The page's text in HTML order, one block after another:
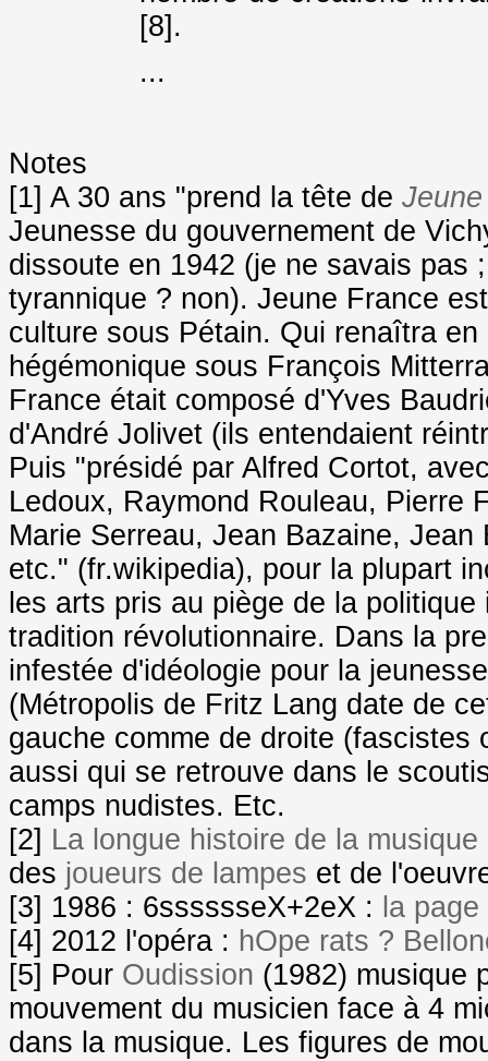
[8].
...
Notes
[1] A 30 ans "prend la tête de
Jeunesse du gouvernement de
dissoute en 1942 (je ne savais pas
tyrannique ? non). Jeune France
culture sous Pétain. Qui renaîtra
hégémonique sous François
France était composé d'Yves
d'André Jolivet (ils entendaient
Puis "présidé par Alfred Cortot,
Ledoux, Raymond Rouleau, Pierre
Marie Serreau, Jean Bazaine,
etc." (fr.wikipedia), pour la plupart
les arts pris au piège de la
tradition révolutionnaire. Dans la
infestée d'idéologie pour la
(Métropolis de Fritz Lang date de
gauche comme de droite (fascistes
aussi qui se retrouve dans le
camps nudistes. Etc.
[2] La longue histoire de la
des joueurs de lampes et de
[3] 1986 : 6sssssseX+2eX : la
[4] 2012 l'opéra : hOpe rats ?
[5] Pour Oudission (1982) musique
mouvement du musicien face à 4
dans la musique. Les figures de